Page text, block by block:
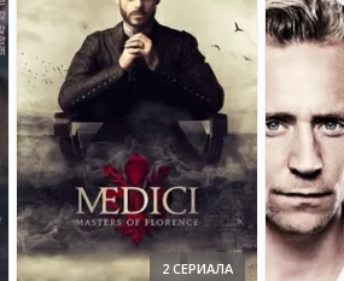
2 СЕРИАЛА
Valerya_ya
Медицина, литература